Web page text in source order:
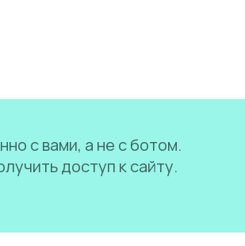
с вами, а не с ботом.
доступ к сайту.